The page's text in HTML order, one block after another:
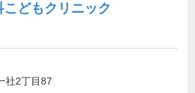
どもクリニック
社2丁目87